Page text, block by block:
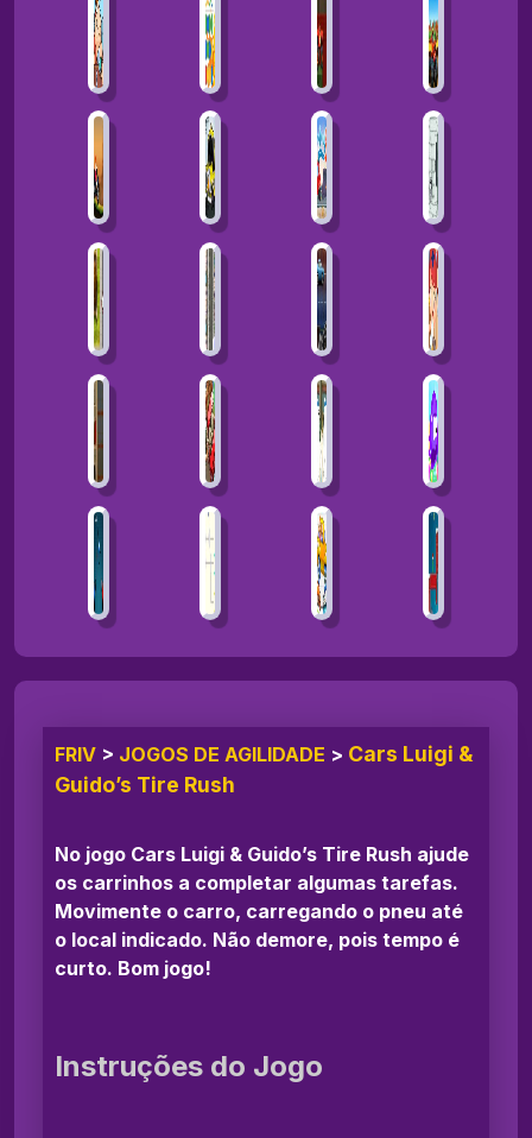
FRIV > JOGOS DE AGILIDADE > Cars Luigi &
Guido’s Tire Rush
No jogo Cars Luigi & Guido’s Tire Rush ajude
os carrinhos a completar algumas tarefas.
Movimente o carro, carregando o pneu até
o local indicado. Não demore, pois tempo é
curto. Bom jogo!
Instruções do Jogo